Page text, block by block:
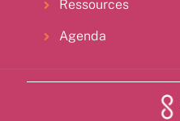
Ressources
Agenda